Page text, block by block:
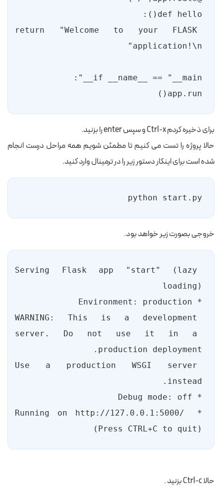
return "Welcome to your FLASK
app.run()
برای ذخیره کردم Ctrl-x و سپس enter را بزنید.
حالا پروژه را تست می کنیم تا مطمئن شویم همه مراحل درست انجام
شده است برای اینکار دستور زیر را در ترمینال وارد کنید.
python start.py
خروجی بصورت زیر خواهد بود.
Serving Flask app "start" (lazy
WARNING: This is a development
server. Do not use it in a
Use a production WSGI server
* Running on http://127.0.0.1:5000/
(Press CTRL+C to quit)
حالا Ctrl-c بزنید .